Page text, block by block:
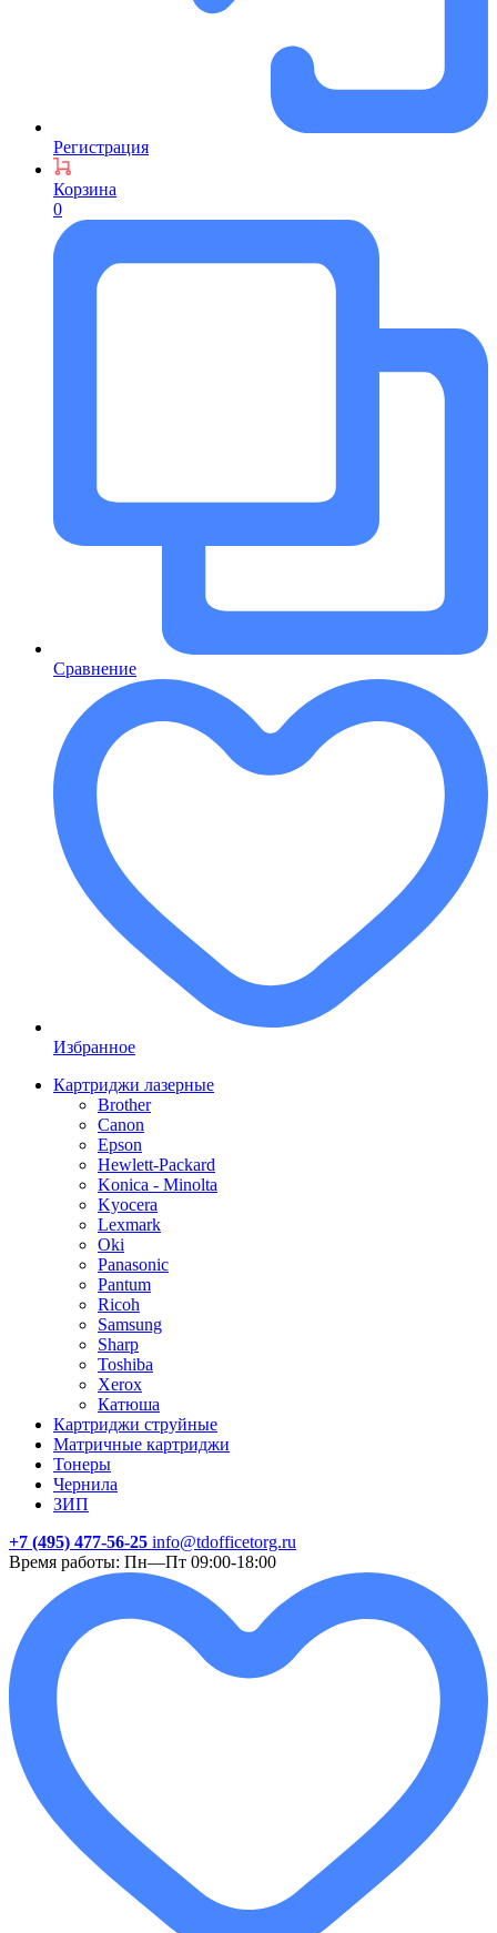
Регистрация
Корзина
0
Сравнение
Избранное
Картриджи лазерные
Brother
Canon
Epson
Hewlett-Packard
Konica - Minolta
Kyocera
Lexmark
Oki
Panasonic
Pantum
Ricoh
Samsung
Sharp
Toshiba
Xerox
Катюша
Картриджи струйные
Матричные картриджи
Тонеры
Чернила
ЗИП
+7 (495) 477-56-25 info@tdofficetorg.ru
Время работы: Пн—Пт 09:00-18:00